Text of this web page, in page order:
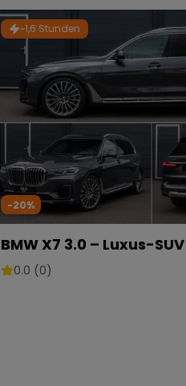
~1,6 Stunden
-20%
BMW X7 3.0 – Luxus-
Extraklasse
0.0 (0)